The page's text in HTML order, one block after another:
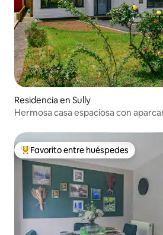
Residencia en Sully
Hermosa casa espaciosa con
De los mejores en Favorito entre
Favorito entre huéspedes